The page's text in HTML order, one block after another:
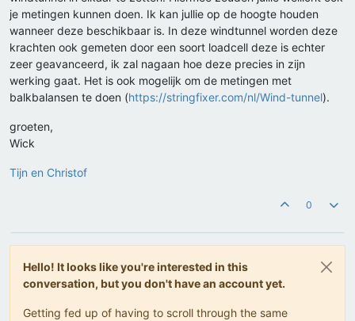
je metingen kunnen doen. Ik kan jullie op de hoogte houden
wanneer deze beschikbaar is. In deze windtunnel worden deze
krachten ook gemeten door een soort loadcell deze is echter
zeer geavanceerd, ik zal nagaan hoe deze precies in zijn
werking gaat. Het is ook mogelijk om de metingen met
balkbalansen te doen (https://stringfixer.com/nl/Wind-tunnel).
groeten,
Wick
Tijn en Christof
0
Hello! It looks like you're interested in this
conversation, but you don't have an account yet.
Getting fed up of having to scroll through the same